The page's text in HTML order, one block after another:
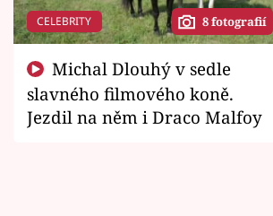
CELEBRITY 8 fotografií
slavného filmového koně.
Jezdil na něm i Draco Malfoy